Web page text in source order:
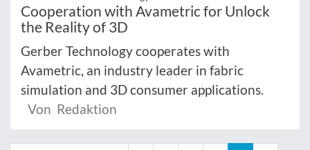
Cooperation with Avametric for Unlock
the Reality of 3D
Gerber Technology cooperates with
Avametric, an industry leader in fabric
simulation and 3D consumer applications.
Von Redaktion